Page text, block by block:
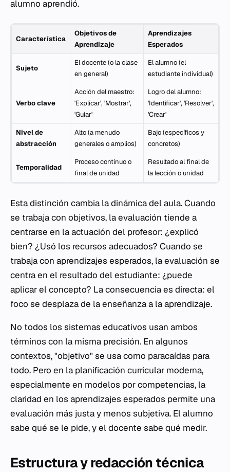
alumno aprendió.
Característica
Objetivos de
Aprendizaje
Aprendizajes
Esperados
Sujeto
El docente (o la clase
en general)
El alumno (el
estudiante individual)
Verbo clave
Acción del maestro:
'Explicar', 'Mostrar',
'Guiar'
Logro del alumno:
'Identificar', 'Resolver',
'Crear'
Nivel de
abstracción
Alto (a menudo
generales o amplios)
Bajo (específicos y
concretos)
Temporalidad
Proceso continuo o
final de unidad
Resultado al final de
la lección o unidad
Esta distinción cambia la dinámica del aula. Cuando
se trabaja con objetivos, la evaluación tiende a
centrarse en la actuación del profesor: ¿explicó
bien? ¿Usó los recursos adecuados? Cuando se
trabaja con aprendizajes esperados, la evaluación se
centra en el resultado del estudiante: ¿puede
aplicar el concepto? La consecuencia es directa: el
foco se desplaza de la enseñanza a la aprendizaje.
No todos los sistemas educativos usan ambos
términos con la misma precisión. En algunos
contextos, "objetivo" se usa como paracaídas para
todo. Pero en la planificación curricular moderna,
especialmente en modelos por competencias, la
claridad en los aprendizajes esperados permite una
evaluación más justa y menos subjetiva. El alumno
sabe qué se le pide, y el docente sabe qué medir.
Estructura y redacción técnica